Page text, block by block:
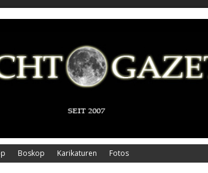
Boskop Karikaturen Fotos